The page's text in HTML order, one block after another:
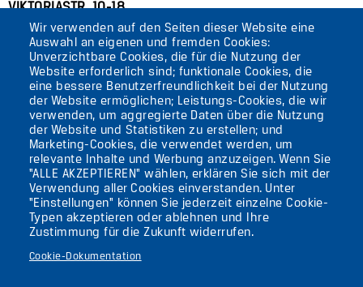
Wir verwenden auf den Seiten dieser Website eine
Auswahl an eigenen und fremden Cookies:
Unverzichtbare Cookies, die für die Nutzung der
Website erforderlich sind; funktionale Cookies, die
eine bessere Benutzerfreundlichkeit bei der Nutzung
der Website ermöglichen; Leistungs-Cookies, die wir
verwenden, um aggregierte Daten über die Nutzung
der Website und Statistiken zu erstellen; und
Marketing-Cookies, die verwendet werden, um
relevante Inhalte und Werbung anzuzeigen. Wenn Sie
"ALLE AKZEPTIEREN" wählen, erklären Sie sich mit der
Verwendung aller Cookies einverstanden. Unter
"Einstellungen" können Sie jederzeit einzelne Cookie-
Typen akzeptieren oder ablehnen und Ihre
Zustimmung für die Zukunft widerrufen.
Cookie-Dokumentation
VIKTORIASTR. 10-18
12105 BERLIN
TEMPELHOF
AKTUELLES
KONTAKT
DIE UFAFABRIK
BERLIN
Suche